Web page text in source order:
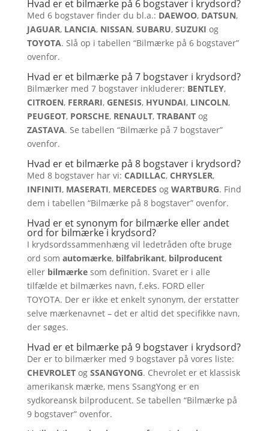
Hvad er et bilmærke på 6 bogstaver i krydsord?
Med 6 bogstaver finder du bl.a.: DAEWOO, DATSUN,
JAGUAR, LANCIA, NISSAN, SUBARU, SUZUKI og
TOYOTA. Slå op i tabellen “Bilmærke på 6 bogstaver”
ovenfor.
Hvad er et bilmærke på 7 bogstaver i krydsord?
Bilmærker med 7 bogstaver inkluderer: BENTLEY,
CITROEN, FERRARI, GENESIS, HYUNDAI, LINCOLN,
PEUGEOT, PORSCHE, RENAULT, TRABANTog
ZASTAVA. Se tabellen “Bilmærke på 7 bogstaver”
ovenfor.
Hvad er et bilmærke på 8 bogstaver i krydsord?
Med 8 bogstaver har vi: CADILLAC, CHRYSLER,
INFINITI, MASERATI, MERCEDES og WARTBURG. Find
dem i tabellen “Bilmærke på 8 bogstaver” ovenfor.
Hvad er et synonym for bilmærke eller andet
ord for bilmærke i krydsord?
I krydsordssammenhæng vil ledetråden ofte bruge
ord som automærke, bilfabrikant, bilproducent
eller bilmærkesom definition. Svaret er i alle
tilfælde et bilmærkes navn, f.eks. FORD eller
TOYOTA. Der er ikke et enkelt synonym, der erstatter
selve mærkenavnet – det er altid det specifikke navn,
der søges.
Hvad er et bilmærke på 9 bogstaver i krydsord?
Der er to bilmærker med 9 bogstaver på vores liste:
CHEVROLETog SSANGYONG. Chevrolet er et klassisk
amerikansk mærke, mens SsangYong er en
sydkoreansk bilproducent. Se tabellen “Bilmærke på
9 bogstaver” ovenfor.